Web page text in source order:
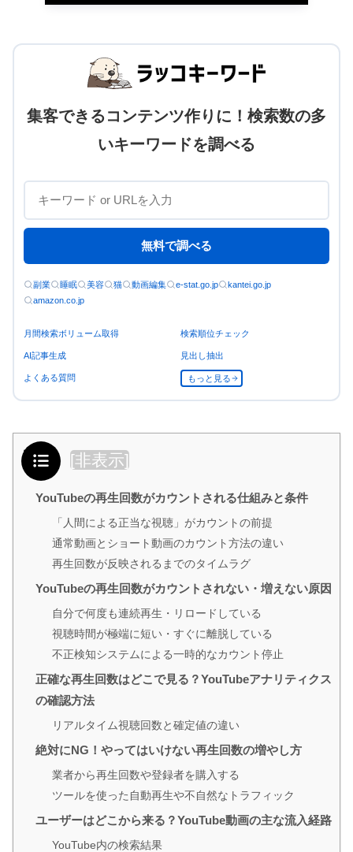
集客できるコンテンツ作りに！検索数の多
いキーワードを調べる
無料で調べる
副業 睡眠 美容 猫 動画編集 e-stat.go.jp
kantei.go.jp
amazon.co.jp
月間検索ボリューム取得 検索順位チェック
AI記事生成 見出し抽出
よくある質問 もっと見る
目次 [非表示]
YouTubeの再生回数がカウントされる仕組みと条件
「人間による正当な視聴」がカウントの前提
通常動画とショート動画のカウント方法の違い
再生回数が反映されるまでのタイムラグ
YouTubeの再生回数がカウントされない・増えない原因
自分で何度も連続再生・リロードしている
視聴時間が極端に短い・すぐに離脱している
不正検知システムによる一時的なカウント停止
正確な再生回数はどこで見る？YouTubeアナリティクス
の確認方法
リアルタイム視聴回数と確定値の違い
絶対にNG！やってはいけない再生回数の増やし方
業者から再生回数や登録者を購入する
ツールを使った自動再生や不自然なトラフィック
ユーザーはどこから来る？YouTube動画の主な流入経路
YouTube内の検索結果